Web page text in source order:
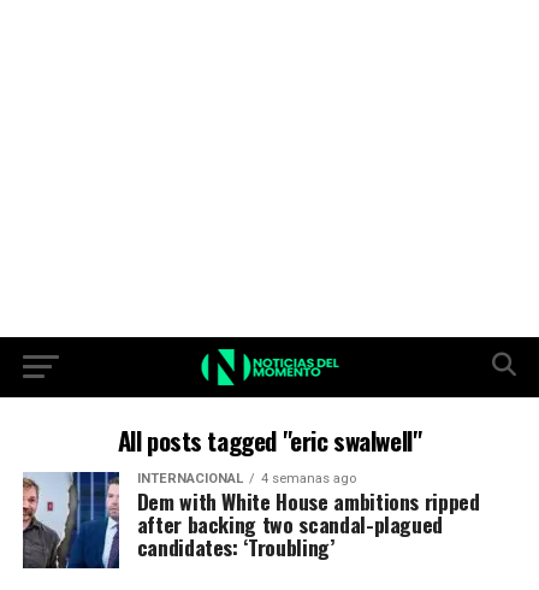
All posts tagged "eric swalwell"
INTERNACIONAL 4 semanas ago
Dem with White House ambitions ripped
after backing two scandal-plagued
candidates: ‘Troubling’